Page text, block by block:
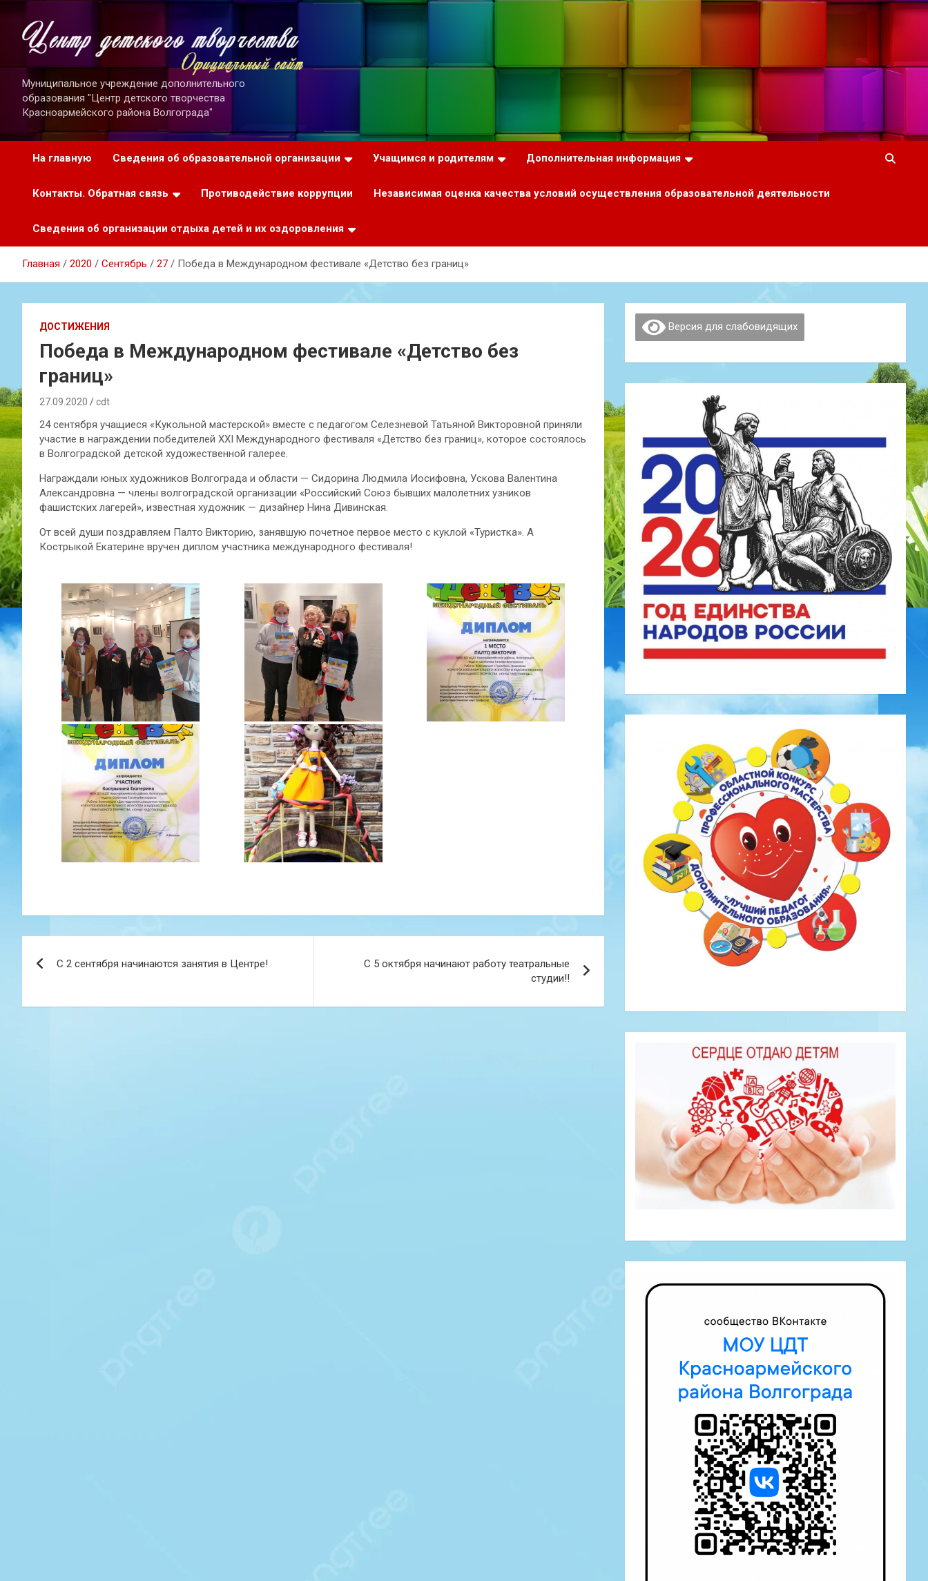
содержимому
Муниципальное учреждение дополнительного
образования "Центр детского творчества
Красноармейского района Волгограда"
На главную Сведения об образовательной организации Учащимся и родителям Дополнительная информация
Контакты. Обратная связь Противодействие коррупции Независимая оценка качества условий осуществления образовательной деятельности
Сведения об организации отдыха детей и их оздоровления
Главная 2020 Сентябрь 27 Победа в Международном фестивале «Детство без границ»
ДОСТИЖЕНИЯ
Победа в Международном фестивале «Детство без
границ»
27.09.2020 cdt
24 сентября учащиеся «Кукольной мастерской» вместе с педагогом Селезневой Татьяной Викторовной приняли
участие в награждении победителей XXI Международного фестиваля «Детство без границ», которое состоялось
в Волгоградской детской художественной галерее.
Награждали юных художников Волгограда и области — Сидорина Людмила Иосифовна, Ускова Валентина
Александровна — члены волгоградской организации «Российский Союз бывших малолетних узников
фашистских лагерей», известная художник — дизайнер Нина Дивинская.
От всей души поздравляем Палто Викторию, занявшую почетное первое место с куклой «Туристка». А
Кострыкой Екатерине вручен диплом участника международного фестиваля!
записям
С 2 сентября начинаются занятия в Центре!
С 5 октября начинают работу театральные
студии!!
Версия для слабовидящих